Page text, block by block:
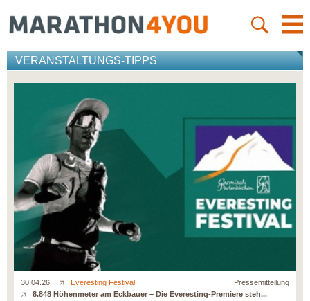
VERANSTALTUNGS-TIPPS
30.04.26 Everesting Festival
Pressemitteilung
8.848 Höhenmeter am Eckbauer – Die Everesting-Premiere steh...